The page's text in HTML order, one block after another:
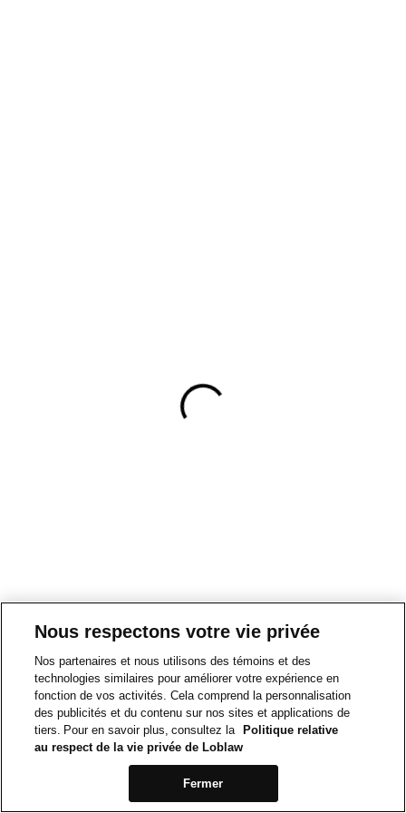
Nous respectons votre vie privée
Nos partenaires et nous utilisons des témoins et des
technologies similaires pour améliorer votre expérience en
fonction de vos activités. Cela comprend la personnalisation
des publicités et du contenu sur nos sites et applications de
tiers. Pour en savoir plus, consultez la
Politique relative
au respect de la vie privée de Loblaw
Fermer